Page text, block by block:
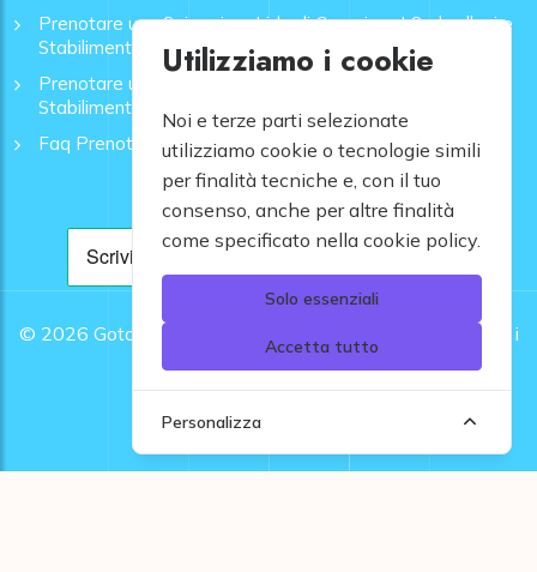
Prenotare una Spiaggia a Lido di Camaiore | Ombrelloni e
Stabilimenti - GoToMare
Prenotare una Spiaggia a Rapallo | Ombrelloni e
Stabilimenti - GoToMare
Faq Prenotazione Spiagge
© 2026 Gotomare srl - Partita IVA 12948810960 .
Tutti i
diritti riservati.
Utilizziamo i cookie
Noi e terze parti selezionate
utilizziamo cookie o tecnologie simili
per finalità tecniche e, con il tuo
consenso, anche per altre finalità
come specificato nella cookie policy.
Solo essenziali
Accetta tutto
Personalizza